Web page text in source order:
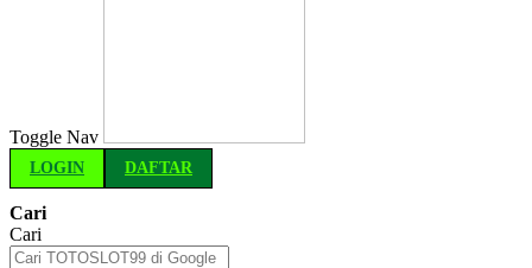
Toggle Nav
LOGIN DAFTAR
Cari
Cari